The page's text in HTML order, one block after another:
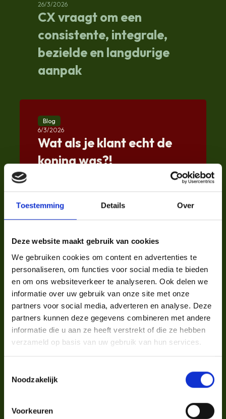
Toestemming Details Over
Deze website maakt gebruik van cookies
We gebruiken cookies om content en advertenties te
personaliseren, om functies voor social media te bieden
en om ons websiteverkeer te analyseren. Ook delen we
informatie over uw gebruik van onze site met onze
partners voor social media, adverteren en analyse. Deze
partners kunnen deze gegevens combineren met andere
informatie die u aan ze heeft verstrekt of die ze hebben
verzameld op basis van uw gebruik van hun services.
Noodzakelijk
Voorkeuren
26/3/2026
CX vraagt om een
consistente, integrale,
bezielde en langdurige
aanpak
Blog
6/3/2026
Wat als je klant echt de
koning was?!
Blog
How you do one thing is
how you do everything